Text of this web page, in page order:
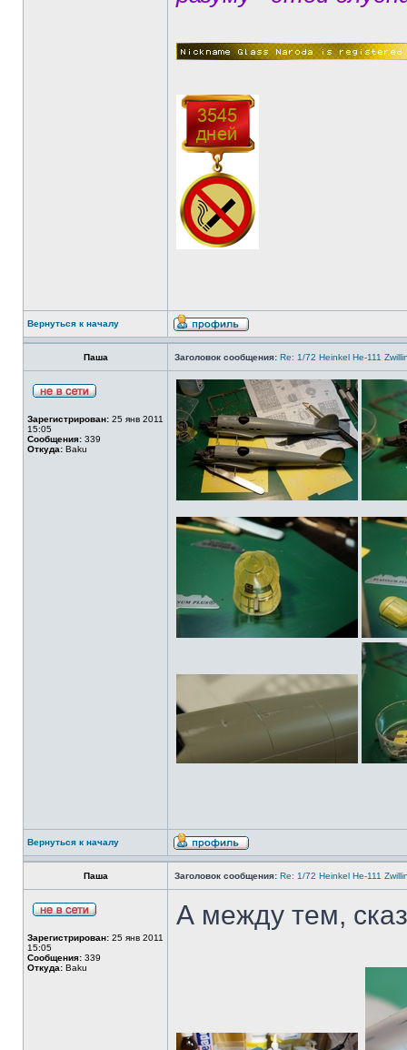
Вернуться к началу
Паша Заголовок сообщения: Re: 1/72 Heinkel He-111
Зарегистрирован: 25 янв 2011
15:05
Сообщения: 339
Откуда: Baku
Вернуться к началу
Паша Заголовок сообщения: Re: 1/72 Heinkel He-111
Зарегистрирован: 25 янв 2011
15:05
Сообщения: 339
Откуда: Baku
А между тем,